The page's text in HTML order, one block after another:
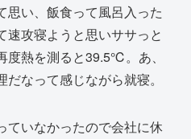
思い、飯食って風呂入った
速攻寝ようと思いササっと
度熱を測ると39.5℃。あ、
なって感じながら就寝。
ていなかったので会社に休